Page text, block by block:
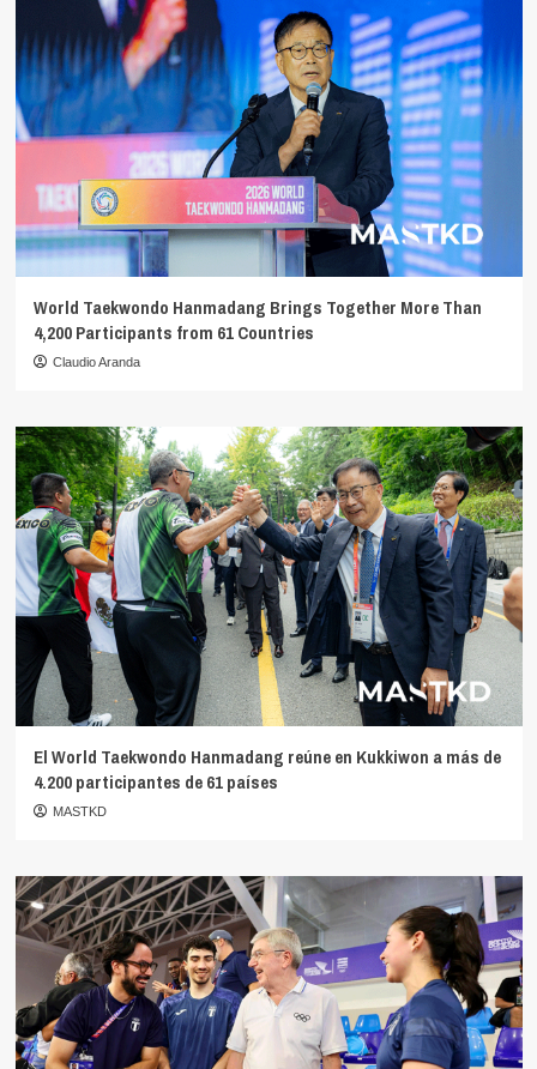
World Taekwondo Hanmadang Brings Together More Than
4,200 Participants from 61 Countries
Claudio Aranda
El World Taekwondo Hanmadang reúne en Kukkiwon a más de
4.200 participantes de 61 países
MASTKD